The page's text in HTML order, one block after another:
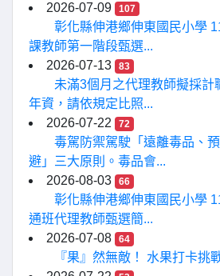
2026-07-09
107
彰化縣伸港鄉伸東國民小學
課教師第一階段甄選...
2026-07-13
83
未滿3個月之代理教師擬採計
年資，請依規定比照...
2026-07-22
72
毒駕防禦駕駛「遠離毒品、
避」三大原則。毒品會...
2026-08-03
66
彰化縣伸港鄉伸東國民小學
通班代理教師甄選簡...
2026-07-08
64
『果』然無敵！ 水果打卡挑